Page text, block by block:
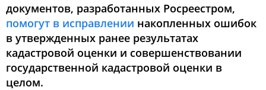
документов, разработанных Росреестром,
помогут в исправлении накопленных ошибок
в утвержденных ранее результатах
кадастровой оценки и совершенствовании
государственной кадастровой оценки в
целом.